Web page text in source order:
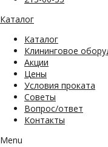
Каталог
Каталог
Клининговое
Акции
Цены
Условия проката
Советы
Вопрос/ответ
Контакты
Menu